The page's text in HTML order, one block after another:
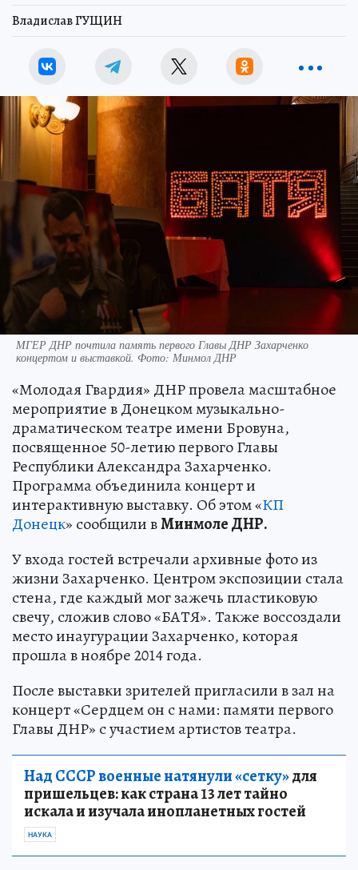
Владислав ГУЩИН
МГЕР ДНР почтила память первого Главы ДНР Захарченко
концертом и выставкой. Фото: Минмол ДНР
«Молодая Гвардия» ДНР провела масштабное
мероприятие в Донецком музыкально-
драматическом театре имени Бровуна,
посвященное 50-летию первого Главы
Республики Александра Захарченко.
Программа объединила концерт и
интерактивную выставку. Об этом «КП
Донецк» сообщили вМинмоле ДНР.
У входа гостей встречали архивные фото из
жизни Захарченко. Центром экспозиции стала
стена, где каждый мог зажечь пластиковую
свечу, сложив слово «БАТЯ». Также воссоздали
место инаугурации Захарченко, которая
прошла в ноябре 2014 года.
После выставки зрителей пригласили в зал на
концерт «Сердцем он с нами: памяти первого
Главы ДНР» с участием артистов театра.
Над СССР военные натянули «сетку»для
пришельцев: как страна 13 лет тайно
искала и изучала инопланетных гостей
НАУКА